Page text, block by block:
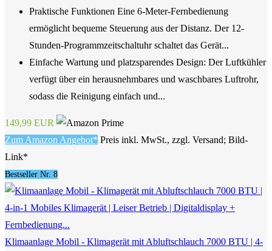
Praktische Funktionen Eine 6-Meter-Fernbedienung
ermöglicht bequeme Steuerung aus der Distanz. Der 12-
Stunden-Programmzeitschaltuhr schaltet das Gerät...
Einfache Wartung und platzsparendes Design: Der Luftkühler
verfügt über ein herausnehmbares und waschbares Luftrohr,
sodass die Reinigung einfach und...
149,99 EUR
Zum Amazon Angebot* Preis inkl. MwSt., zzgl. Versand; Bild-
Link*
Bestseller Nr. 8
Klimaanlage Mobil - Klimagerät mit Abluftschlauch 7000 BTU | 4-